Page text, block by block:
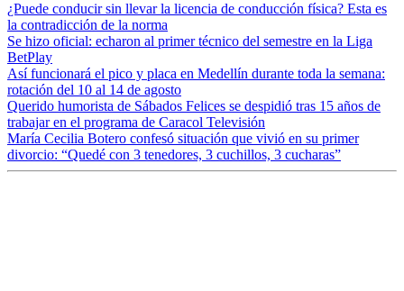
¿Puede conducir sin llevar la licencia de conducción física? Esta es
la contradicción de la norma
Se hizo oficial: echaron al primer técnico del semestre en la Liga
BetPlay
Así funcionará el pico y placa en Medellín durante toda la semana:
rotación del 10 al 14 de agosto
Querido humorista de Sábados Felices se despidió tras 15 años de
trabajar en el programa de Caracol Televisión
María Cecilia Botero confesó situación que vivió en su primer
divorcio: “Quedé con 3 tenedores, 3 cuchillos, 3 cucharas”